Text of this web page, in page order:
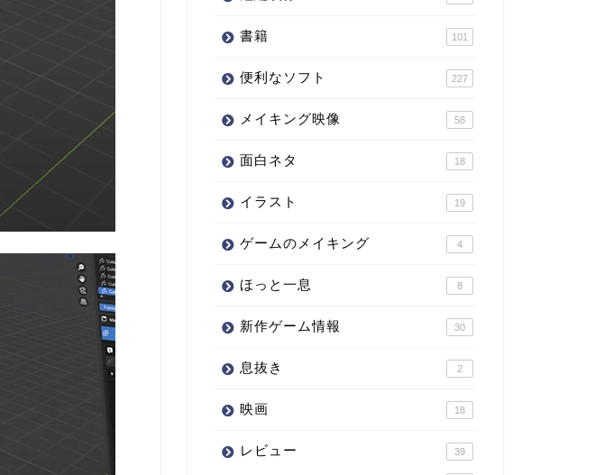
書籍 101
便利なソフト 227
メイキング映像 58
面白ネタ 18
イラスト 19
ゲームのメイキング 4
ほっと一息 8
新作ゲーム情報 30
息抜き 2
映画 18
レビュー 39